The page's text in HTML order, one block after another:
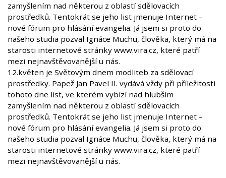
zamyšlením nad některou z oblastí sdělovacích
prostředků. Tentokrát se jeho list jmenuje Internet –
nové fórum pro hlásání evangelia. Já jsem si proto do
našeho studia pozval Ignáce Muchu, člověka, který má na
starosti internetové stránky www.vira.cz, které patří
mezi nejnavštěvovanější u nás.
12.květen je Světovým dnem modliteb za sdělovací
prostředky. Papež Jan Pavel II. vydává vždy při příležitosti
tohoto dne list, ve kterém vybízí nad hlubším
zamyšlením nad některou z oblastí sdělovacích
prostředků. Tentokrát se jeho list jmenuje Internet –
nové fórum pro hlásání evangelia. Já jsem si proto do
našeho studia pozval Ignáce Muchu, člověka, který má na
starosti internetové stránky www.vira.cz, které patří
mezi nejnavštěvovanější u nás.